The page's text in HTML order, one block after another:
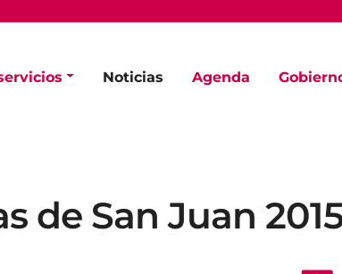
Noticias Agenda
de San Juan